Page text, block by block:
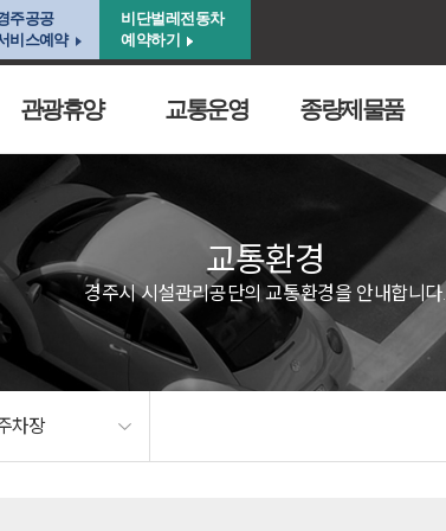
주공공
비스예약
비단벌레전동차
예약하기
관광휴양 교통운영 종량제물품
교통환경
경주시 시설관리공단의 교통환경을 안내합니다.
차장